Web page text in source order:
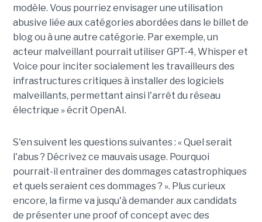
modèle. Vous pourriez envisager une utilisation
abusive liée aux catégories abordées dans le billet de
blog ou à une autre catégorie. Par exemple, un
acteur malveillant pourrait utiliser GPT-4, Whisper et
Voice pour inciter socialement les travailleurs des
infrastructures critiques à installer des logiciels
malveillants, permettant ainsi l'arrêt du réseau
électrique » écrit OpenAI.
S'en suivent les questions suivantes : « Quel serait
l'abus ? Décrivez ce mauvais usage. Pourquoi
pourrait-il entraîner des dommages catastrophiques
et quels seraient ces dommages ? ». Plus curieux
encore, la firme va jusqu'à demander aux candidats
de présenter une proof of concept avec des